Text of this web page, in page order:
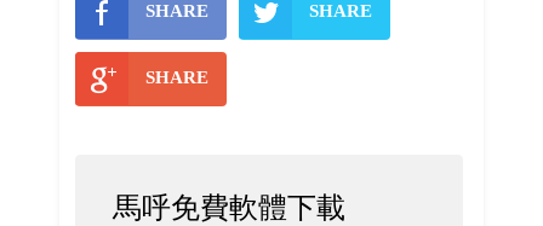
SHARE SHARE
SHARE
馬呼免費軟體下載